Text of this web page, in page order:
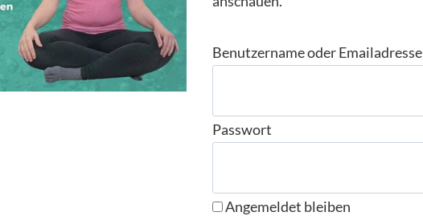
Benutzername oder Emailadresse
Passwort
Angemeldet bleiben